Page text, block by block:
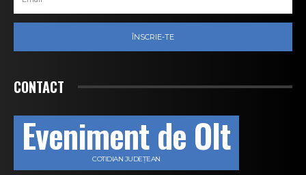
ÎNSCRIE-TE
CONTACT
Eveniment de Olt
COTIDIAN JUDEȚEAN